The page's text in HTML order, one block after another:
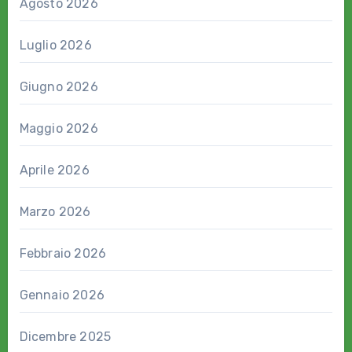
Agosto 2026
Luglio 2026
Giugno 2026
Maggio 2026
Aprile 2026
Marzo 2026
Febbraio 2026
Gennaio 2026
Dicembre 2025